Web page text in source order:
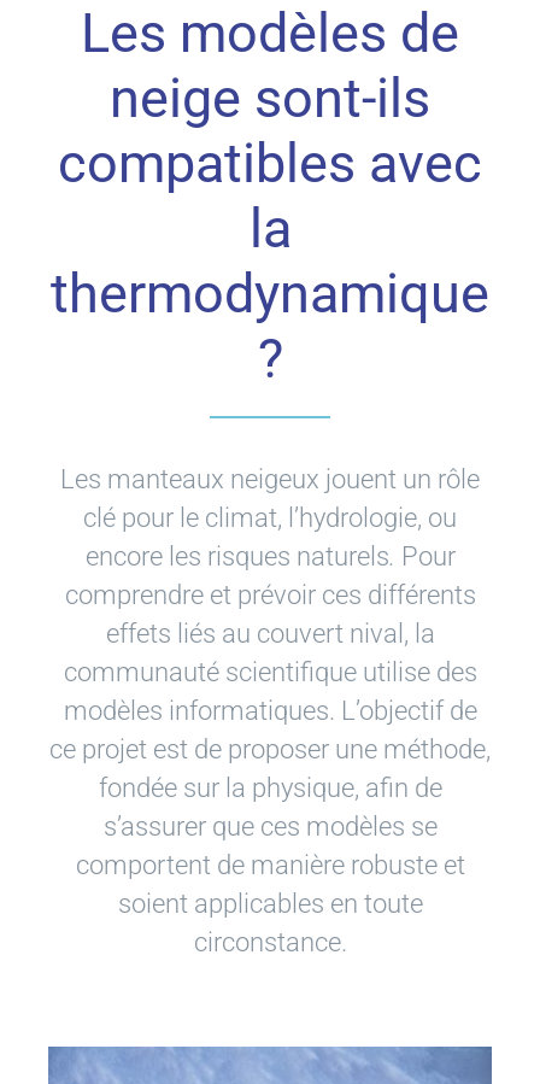
Les modèles de
neige sont-ils
compatibles avec
la
thermodynamique
?
Les manteaux neigeux jouent un rôle
clé pour le climat, l’hydrologie, ou
encore les risques naturels. Pour
comprendre et prévoir ces différents
effets liés au couvert nival, la
communauté scientifique utilise des
modèles informatiques. L’objectif de
ce projet est de proposer une méthode,
fondée sur la physique, afin de
s’assurer que ces modèles se
comportent de manière robuste et
soient applicables en toute
circonstance.